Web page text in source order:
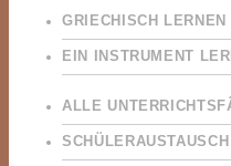
GRIECHISCH LERNEN
EIN INSTRUMENT
ALLE
SCHÜLERAUSTAUSCH